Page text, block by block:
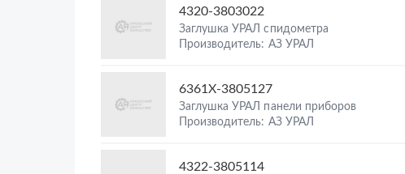
4320-3803022
Заглушка УРАЛ спидометра
Производитель: АЗ УРАЛ
6361Х-3805127
Заглушка УРАЛ панели приборов
Производитель: АЗ УРАЛ
4322-3805114